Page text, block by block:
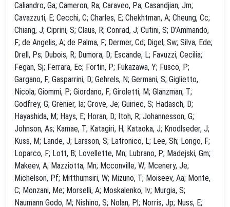
Caliandro, Ga; Cameron, Ra; Caraveo, Pa; Casandjian, Jm;
Cavazzuti, E; Cecchi, C; Charles, E; Chekhtman, A; Cheung, Cc;
Chiang, J; Ciprini, S; Claus, R; Conrad, J; Cutini, S; D'Ammando,
F; de Angelis, A; de Palma, F; Dermer, Cd; Digel, Sw; Silva, Ede;
Drell, Ps; Dubois, R; Dumora, D; Escande, L; Favuzzi, Cecilia;
Fegan, Sj; Ferrara, Ec; Fortin, P; Fukazawa, Y; Fusco, P;
Gargano, F; Gasparrini, D; Gehrels, N; Germani, S; Giglietto,
Nicola; Giommi, P; Giordano, F; Giroletti, M; Glanzman, T;
Godfrey, G; Grenier, Ia; Grove, Je; Guiriec, S; Hadasch, D;
Hayashida, M; Hays, E; Horan, D; Itoh, R; Johannesson, G;
Johnson, As; Kamae, T; Katagiri, H; Kataoka, J; Knodlseder, J;
Kuss, M; Lande, J; Larsson, S; Latronico, L; Lee, Sh; Longo, F;
Loparco, F; Lott, B; Lovellette, Mn; Lubrano, P; Madejski, Gm;
Makeev, A; Mazziotta, Mn; Mcconville, W; Mcenery, Je;
Michelson, Pf; Mitthumsiri, W; Mizuno, T; Moiseev, Aa; Monte,
C; Monzani, Me; Morselli, A; Moskalenko, Iv; Murgia, S;
Naumann Godo, M; Nishino, S; Nolan, Pl; Norris, Jp; Nuss, E;